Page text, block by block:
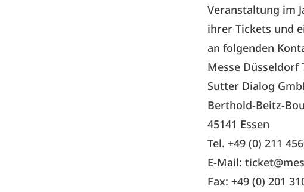
Veranstaltung im
ihrer Tickets und
an folgenden
Messe Düsseldorf
Sutter Dialog
Berthold-Beitz-
45141 Essen
Tel. +49 (0) 211
E-Mail:
Fax: +49 (0) 201